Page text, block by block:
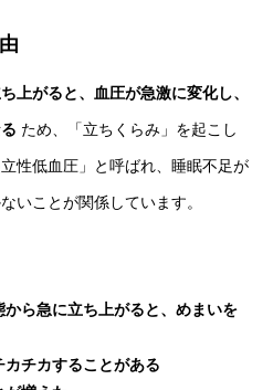
上がると、血圧が急激に変化し、
ため、「立ちくらみ」を起こし
性低血圧」と呼ばれ、睡眠不足が
いことが関係しています。
ら急に立ち上がると、めまいを
カチカすることがある